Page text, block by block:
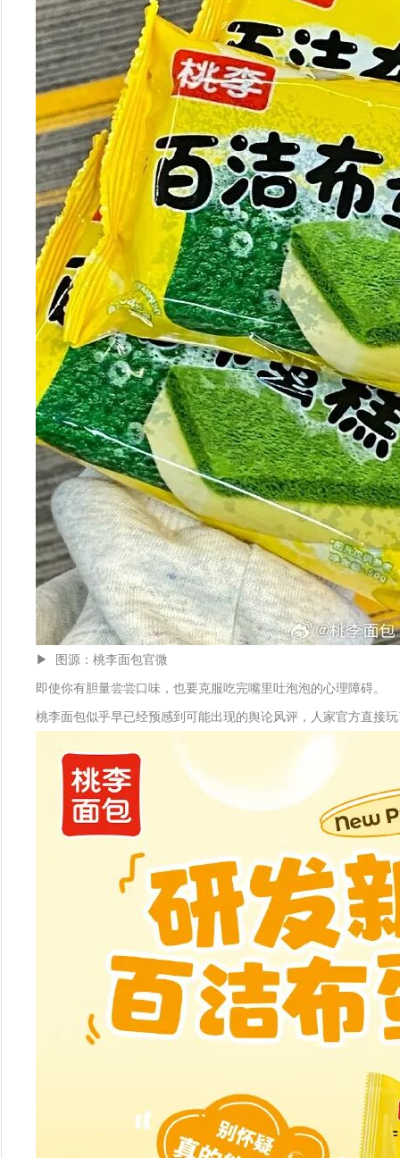
▶ 图源：桃李面包官微
即使你有胆量尝尝口味，也要克服吃完嘴里吐泡泡的心理障碍。
桃李面包似乎早已经预感到可能出现的舆论风评，人家官方直接